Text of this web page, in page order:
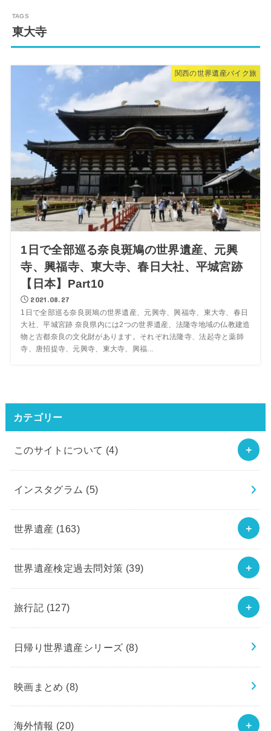
東大寺
関西の世界遺産バイク旅
1日で全部巡る奈良斑鳩の世界遺産、元興
寺、興福寺、東大寺、春日大社、平城宮跡
【日本】Part10
2021.08.27
1日で全部巡る奈良斑鳩の世界遺産、元興寺、興福寺、東大寺、春日
大社、平城宮跡 奈良県内には2つの世界遺産、法隆寺地域の仏教建造
物と古都奈良の文化財があります。それぞれ法隆寺、法起寺と薬師
寺、唐招提寺、元興寺、東大寺、興福...
カテゴリー
このサイトについて (4)
インスタグラム (5)
世界遺産 (163)
世界遺産検定過去問対策 (39)
旅行記 (127)
日帰り世界遺産シリーズ (8)
映画まとめ (8)
海外情報 (20)